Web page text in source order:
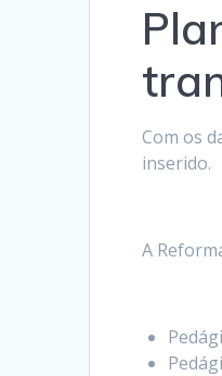
Com os
inserido.
A